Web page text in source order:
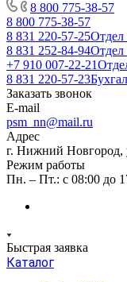
8 800 775-38-57
8 800 775-38-57
8 831 220-57-25Отдел
8 831 252-84-94Отдел
+7 910 007-22-21
8 831 220-57-23
Заказать звонок
E-mail
psm_nn@mail.ru
Адрес
г. Нижний Новгород,
Режим работы
Пн. – Пт.: с 08:00 до
Быстрая заявка
Каталог